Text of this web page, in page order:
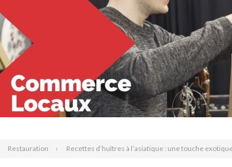
Restauration Recettes d’huîtres à l’asiatique : une touche